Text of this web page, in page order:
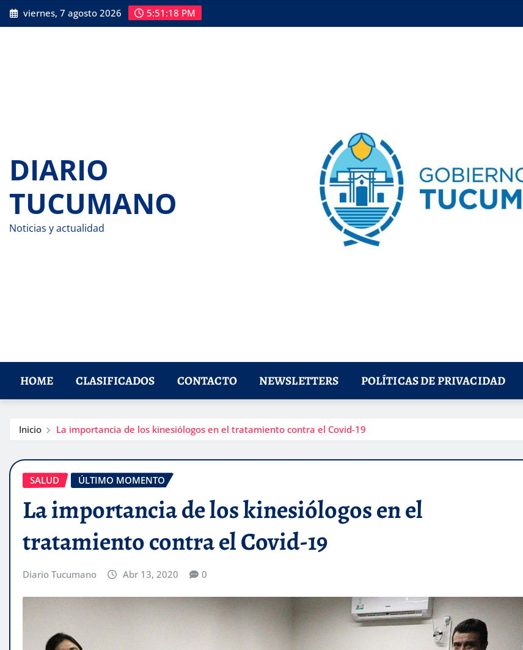
Saltar
al
viernes, 7 agosto 2026 5:51:19 PM
DIARIO
TUCUMANO
Noticias y actualidad
HOME CLASIFICADOS CONTACTO NEWSLETTERS POLÍTICAS DE PRIVACIDAD
Inicio La importancia de los kinesiólogos en el tratamiento contra el Covid-19
SALUD ÚLTIMO MOMENTO
La importancia de los kinesiólogos en el
tratamiento contra el Covid-19
Diario Tucumano Abr 13, 2020 0